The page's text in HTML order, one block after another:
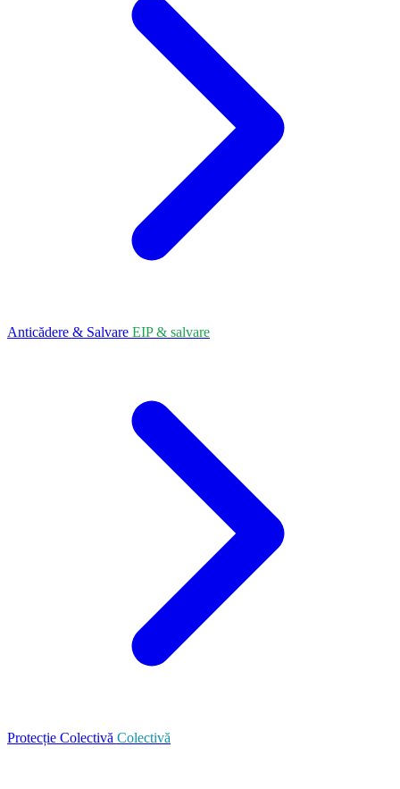
Anticădere & Salvare EIP & salvare
Protecție Colectivă Colectivă